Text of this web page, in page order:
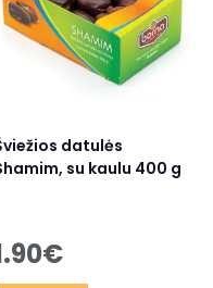
datulės
su kaulu 400 g
€